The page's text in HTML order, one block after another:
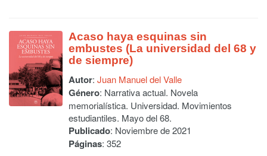
Acaso haya esquinas sin
embustes (La universidad del 68 y
de siempre)
Autor: Juan Manuel del Valle
Género: Narrativa actual. Novela
memorialística. Universidad. Movimientos
estudiantiles. Mayo del 68.
Publicado: Noviembre de 2021
Páginas: 352